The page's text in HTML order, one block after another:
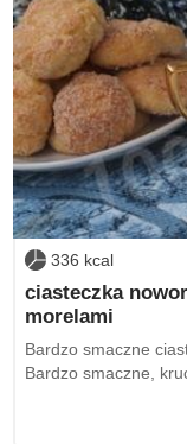
336 kcal
ciasteczka
morelami
Bardzo smaczne
Bardzo smaczne,